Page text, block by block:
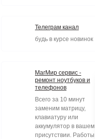
Телеграм канал
будь в курсе новинок
МагМир сервис -
ремонт ноутбуков и
телефонов
Всего за 10 минут
заменим матрицу,
клавиатуру или
аккумулятор в вашем
присутствии. Работы